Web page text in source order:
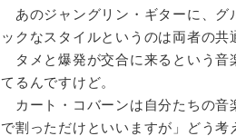
あのジャングリン・ギターに、グ
ックなスタイルというのは両者の共
タメと爆発が交合に来るという音
てるんですけど。
カート・コバーンは自分たちの音
で割っただけといいますが」どう